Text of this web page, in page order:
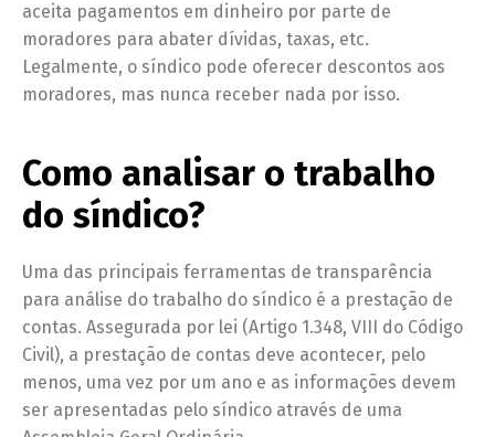
aceita pagamentos em dinheiro por parte de
moradores para abater dívidas, taxas, etc.
Legalmente, o síndico pode oferecer descontos aos
moradores, mas nunca receber nada por isso.
Como analisar o trabalho
do síndico?
Uma das principais ferramentas de transparência
para análise do trabalho do síndico é a prestação de
contas. Assegurada por lei (Artigo 1.348, VIII do Código
Civil), a prestação de contas deve acontecer, pelo
menos, uma vez por um ano e as informações devem
ser apresentadas pelo síndico através de uma